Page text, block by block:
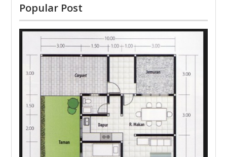
Popular Post